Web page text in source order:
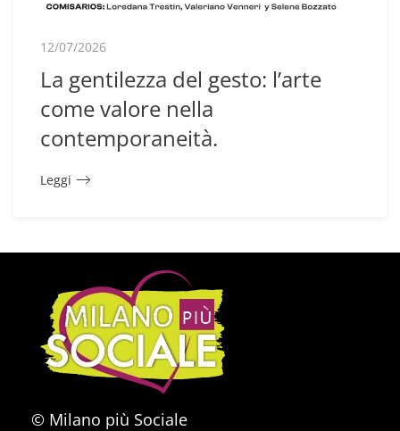
12/07/2026
La gentilezza del gesto: l’arte
come valore nella
contemporaneità.
Leggi
© Milano più Sociale